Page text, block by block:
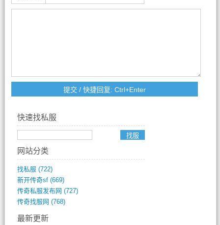
快速找私服
网站分类
找私服 (722)
新开传奇sf(669)
传奇私服发布网 (727)
传奇找服网 (768)
最新更新